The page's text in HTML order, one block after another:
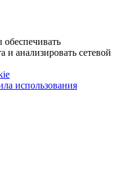
и анализировать сетевой
использования